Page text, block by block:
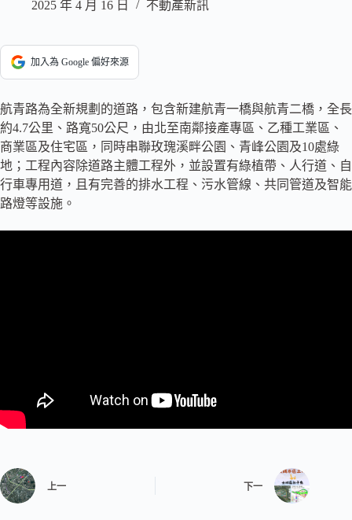
2025 年 4 月 16 日 不動產新訊
加入為 Google 偏好來源
航青路為全新規劃的道路，包含新建航青一橋與航青二橋，全長
約4.7公里、路寬50公尺，由北至南鄰接產專區、乙種工業區、
商業區及住宅區，同時串聯玫瑰溪畔公園、青峰公園及10處綠
地；工程內容除道路主體工程外，並設置有綠植帶、人行道、自
行車專用道，且有完善的排水工程、污水管線、共同管道及智能
路燈等設施。
上一 下一